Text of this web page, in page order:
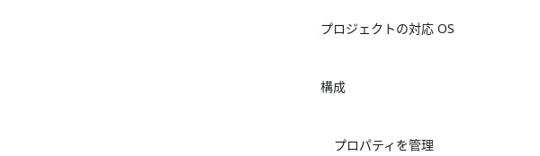
プロジェクトの対応 OS
構成
プロパティを管理